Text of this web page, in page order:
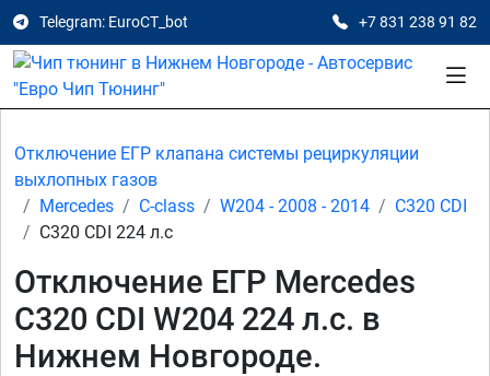
Telegram: EuroCT_bot +7 831 238 91 82
Отключение ЕГР клапана системы рециркуляции
выхлопных газов
Mercedes
C-class W204 - 2008 - 2014
C320 CDI
C320 CDI 224 л.с
Отключение ЕГР Mercedes
C320 CDI W204 224 л.с. в
Нижнем Новгороде.